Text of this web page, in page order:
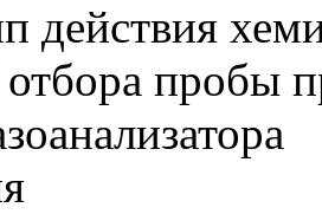
действия
пробы